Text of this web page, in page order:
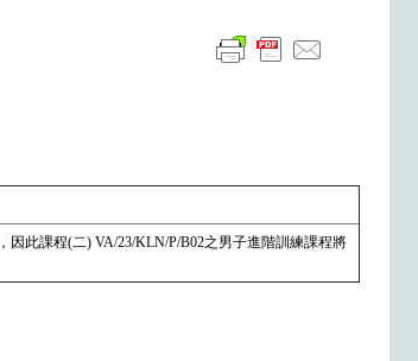
此課程(二) VA/23/KLN/P/B02之男子進階訓練課程將